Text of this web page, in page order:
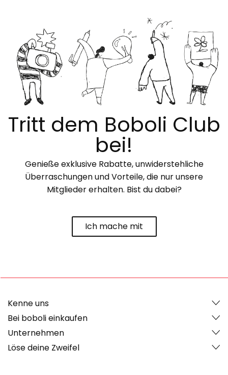
Tritt dem Boboli Club
bei!
Genieße exklusive Rabatte, unwiderstehliche
Überraschungen und Vorteile, die nur unsere
Mitglieder erhalten. Bist du dabei?
Ich mache mit
Kenne uns
Bei boboli einkaufen
Unternehmen
Löse deine Zweifel